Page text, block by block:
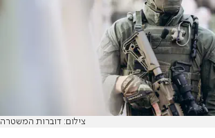
צילום: דוברות המשטרה